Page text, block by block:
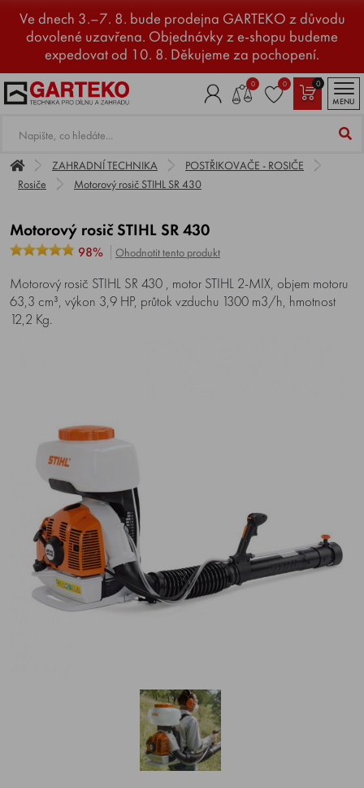
Ve dnech 3.–7. 8. bude prodejna GARTEKO z důvodu
dovolené uzavřena. Objednávky z e-shopu budeme
expedovat od 10. 8. Děkujeme za pochopení.
0 0
0
MENU
ZAHRADNÍ TECHNIKA
POSTŘIKOVAČE - ROSIČE
Rosiče
Motorový rosič STIHL SR 430
Motorový rosič STIHL SR 430
98% Ohodnotit tento produkt
Motorový rosič STIHL SR 430 , motor STIHL 2-MIX, objem motoru
63,3 cm³, výkon 3,9 HP, průtok vzduchu 1300 m3/h, hmotnost
12,2 Kg.